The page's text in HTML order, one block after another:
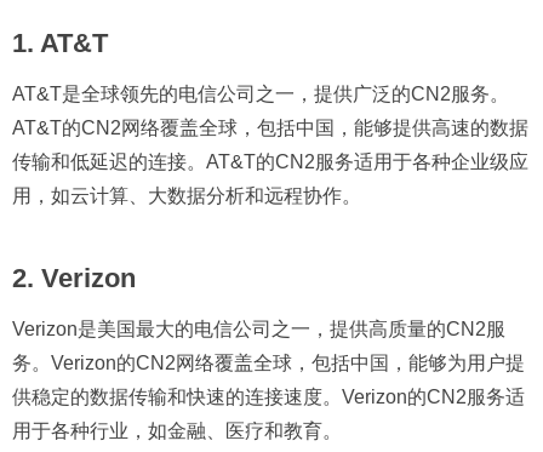
1. AT&T
AT&T是全球领先的电信公司之一，提供广泛的CN2服务。
AT&T的CN2网络覆盖全球，包括中国，能够提供高速的数据
传输和低延迟的连接。AT&T的CN2服务适用于各种企业级应
用，如云计算、大数据分析和远程协作。
2. Verizon
Verizon是美国最大的电信公司之一，提供高质量的CN2服
务。Verizon的CN2网络覆盖全球，包括中国，能够为用户提
供稳定的数据传输和快速的连接速度。Verizon的CN2服务适
用于各种行业，如金融、医疗和教育。